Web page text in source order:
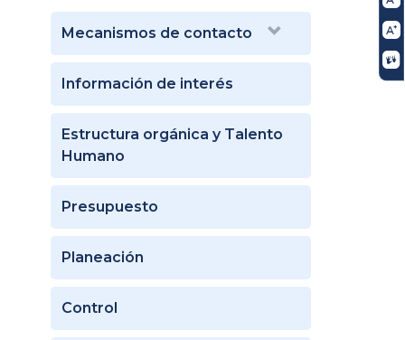
Mecanismos de contacto
Información de interés
Estructura orgánica y Talento
Humano
Presupuesto
Planeación
Control